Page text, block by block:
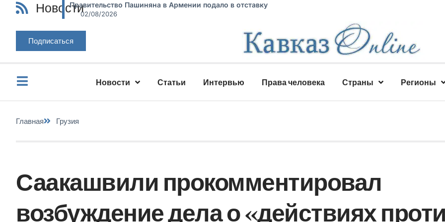
НовостиПравительство Пашиняна в Армении подало в отставку
02/08/2026
Подписаться
Новости Статьи Интервью Права человека Страны Регионы
Главная Грузия
Саакашвили прокомментировал
возбуждение дела о «действиях